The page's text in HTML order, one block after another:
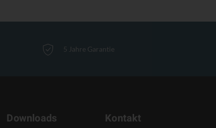
5 Jahre Garantie
Downloads Kontakt